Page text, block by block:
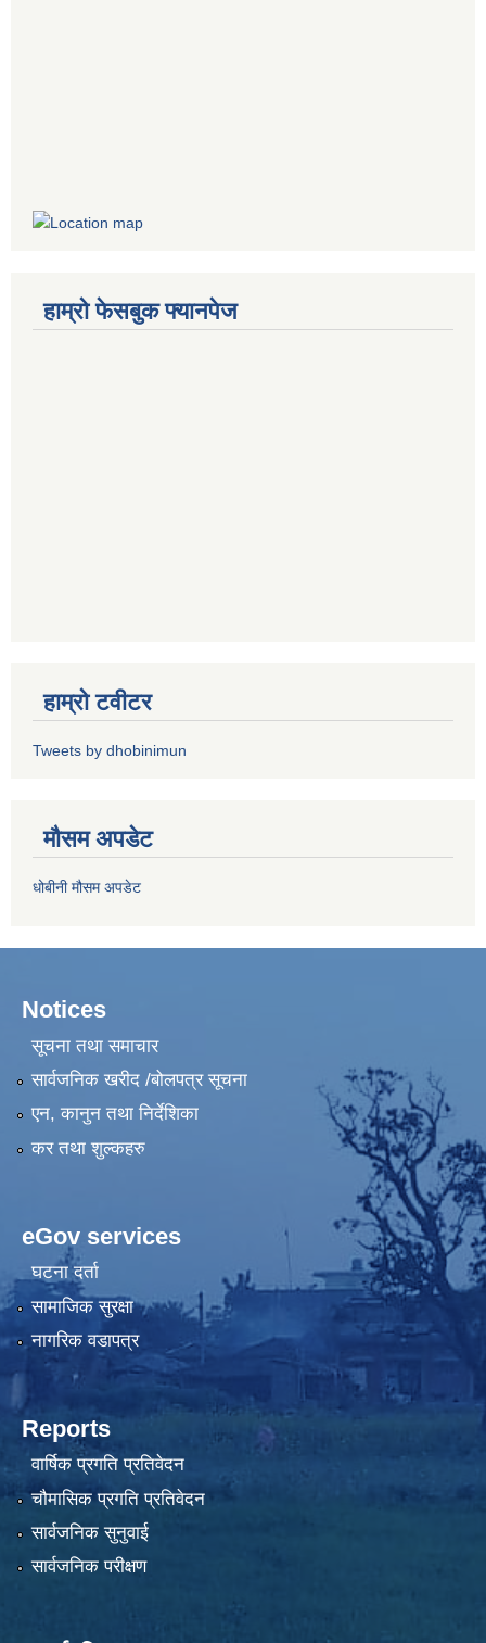
हाम्रो फेसबुक फ्यानपेज
हाम्रो टवीटर
Tweets by dhobinimun
मौसम अपडेट
धोबीनी मौसम अपडेट
Notices
सूचना तथा समाचार
सार्वजनिक खरीद /बोलपत्र सूचना
एन, कानुन तथा निर्देशिका
कर तथा शुल्कहरु
eGov services
घटना दर्ता
सामाजिक सुरक्षा
नागरिक वडापत्र
Reports
वार्षिक प्रगति प्रतिवेदन
चौमासिक प्रगति प्रतिवेदन
सार्वजनिक सुनुवाई
सार्वजनिक परीक्षण